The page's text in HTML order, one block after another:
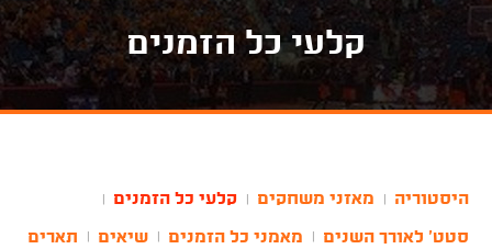
קלעי כל הזמנים
היסטוריה מאזני משחקים קלעי כל הזמנים
סטט' לאורך השנים מאמני כל הזמנים שיאים תארים